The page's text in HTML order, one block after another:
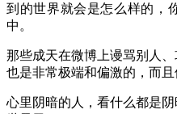
到的世界就会是怎么样的，
中。
那些成天在微博上谩骂别人
也是非常极端和偏激的，而
心里阴暗的人，看什么都是